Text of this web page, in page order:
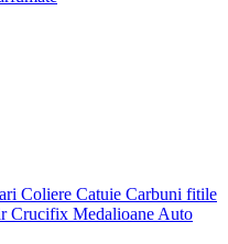
Coliere Catuie Carbuni fitile
Crucifix Medalioane Auto